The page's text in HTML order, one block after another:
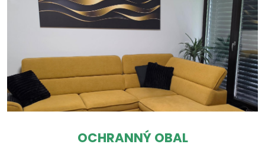
OCHRANNÝ OBAL